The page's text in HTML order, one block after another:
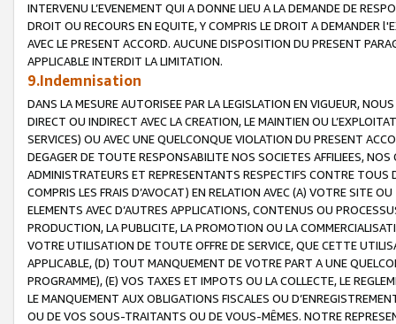
INTERVENU L’EVENEMENT QUI A DONNE LIEU A LA DEMANDE DE
DROIT OU RECOURS EN EQUITE, Y COMPRIS LE DROIT A DEMANDER
AVEC LE PRESENT ACCORD. AUCUNE DISPOSITION DU PRESENT
APPLICABLE INTERDIT LA LIMITATION.
9.Indemnisation
DANS LA MESURE AUTORISEE PAR LA LEGISLATION EN VIGUEUR,
DIRECT OU INDIRECT AVEC LA CREATION, LE MAINTIEN OU
SERVICES) OU AVEC UNE QUELCONQUE VIOLATION DU PRESENT
DEGAGER DE TOUTE RESPONSABILITE NOS SOCIETES AFFILIEES,
ADMINISTRATEURS ET REPRESENTANTS RESPECTIFS CONTRE
COMPRIS LES FRAIS D’AVOCAT) EN RELATION AVEC (A) VOTRE SITE
ELEMENTS AVEC D’AUTRES APPLICATIONS, CONTENUS OU
PRODUCTION, LA PUBLICITE, LA PROMOTION OU LA
VOTRE UTILISATION DE TOUTE OFFRE DE SERVICE, QUE CETTE
APPLICABLE, (D) TOUT MANQUEMENT DE VOTRE PART A UNE
PROGRAMME), (E) VOS TAXES ET IMPOTS OU LA COLLECTE, LE
LE MANQUEMENT AUX OBLIGATIONS FISCALES OU
OU DE VOS SOUS-TRAITANTS OU DE VOUS-MÊMES. NOTRE